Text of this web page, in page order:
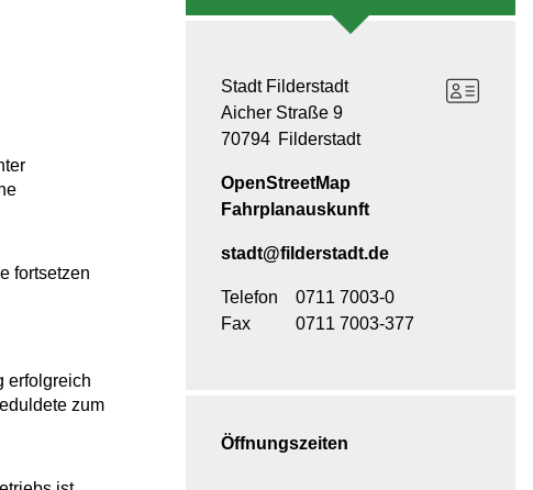
fortsetzen
erfolgreich
zum
Stadt Filderstadt
Aicher Straße 9
70794 Filderstadt
OpenStreetMap
Fahrplanauskunft
stadt@filderstadt.de
Telefon
0711 7003-0
Fax
0711 7003-377
Öffnungszeiten